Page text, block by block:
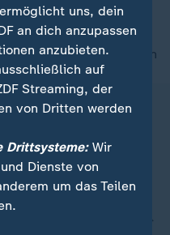
nach oben
uns, dein
an dich anzupassen
anzubieten.
auf
Streaming, der
von Dritten werden
Drittsysteme:Wir
Dienste von
um das Teilen